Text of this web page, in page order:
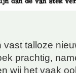
vast talloze
prachtig,
wij het vaak